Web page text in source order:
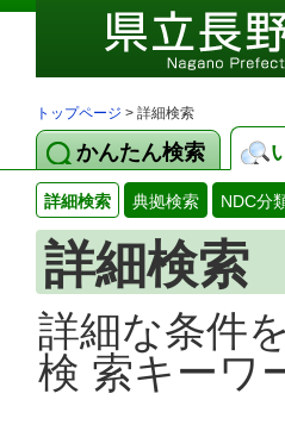
トップページ > 詳細検索
かんたん検索
詳細検索 典拠検索 NDC分
詳細検索
詳細な条件
検 索キーワ